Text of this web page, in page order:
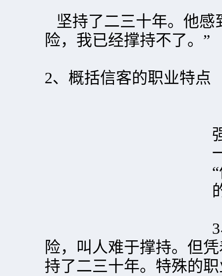
坚持了二三十年。他感
险，我已经撑持不了。”
2、概括信客的职业特点
险，叫人难于撑持。但
持了二三十年。特殊的